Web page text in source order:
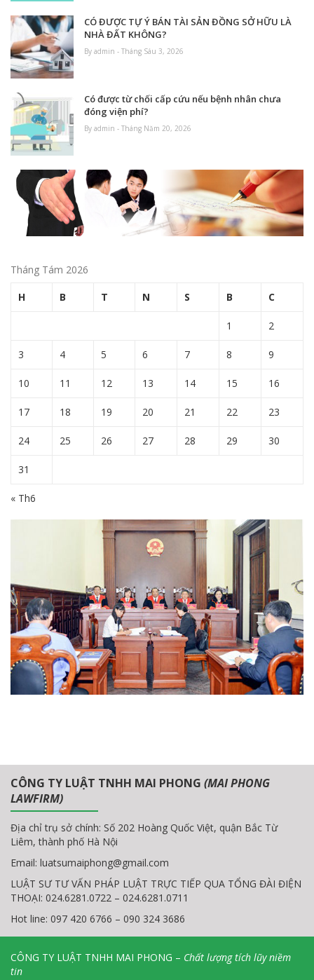
CÓ ĐƯỢC TỰ Ý BÁN TÀI SẢN ĐỒNG SỞ HỮU LÀ
NHÀ ĐẤT KHÔNG?
By admin - Tháng Sáu 3, 2026
Có được từ chối cấp cứu nếu bệnh nhân chưa
đóng viện phí?
By admin - Tháng Năm 20, 2026
Tháng Tám 2026
H B T N S B C
1 2
3 4 5 6 7 8 9
10 11 12 13 14 15 16
17 18 19 20 21 22 23
24 25 26 27 28 29 30
31
« Th6
CÔNG TY LUẬT TNHH MAI PHONG (MAI PHONG
LAWFIRM)
Địa chỉ trụ sở chính: Số 202 Hoàng Quốc Việt, quận Bắc Từ
Liêm, thành phố Hà Nội
Email: luatsumaiphong@gmail.com
LUẬT SƯ TƯ VẤN PHÁP LUẬT TRỰC TIẾP QUA TỔNG ĐÀI ĐIỆN
THOẠI: 024.6281.0722 – 024.6281.0711
Hot line: 097 420 6766 – 090 324 3686
CÔNG TY LUẬT TNHH MAI PHONG – Chất lượng tích lũy niềm
tin